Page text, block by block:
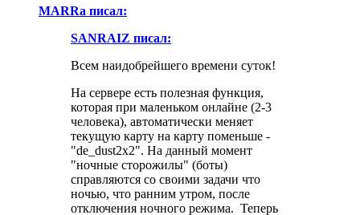
MARRa писал:
SANRAIZ писал:
Всем наидобрейшего времени суток!
На сервере есть полезная функция,
которая при маленьком онлайне (2-3
человека), автоматически меняет
текущую карту на карту поменьше -
"de_dust2x2". На данный момент
"ночные сторожилы" (боты)
справляются со своими задачи что
ночью, что ранним утром, после
отключения ночного режима. Теперь